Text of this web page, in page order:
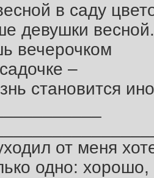
в саду
девушки весной.
вечерочком
–
становится
от меня
одно: